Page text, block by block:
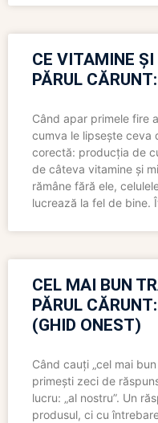
CE VITAMINE
PĂRUL
Când apar primele fire
cumva le lipsește ceva
corectă: producția de
de câteva vitamine și
rămâne fără ele,
lucrează la fel de bine.
CEL MAI BUN
PĂRUL
(GHID ONEST)
Când cauți „cel mai
primești zeci de
lucru: „al nostru”. Un
produsul, ci cu